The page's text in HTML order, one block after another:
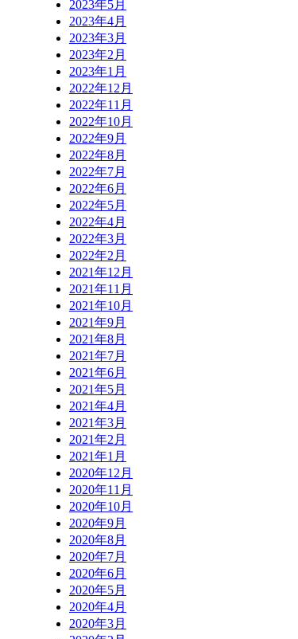
2023年5月
2023年4月
2023年3月
2023年2月
2023年1月
2022年12月
2022年11月
2022年10月
2022年9月
2022年8月
2022年7月
2022年6月
2022年5月
2022年4月
2022年3月
2022年2月
2021年12月
2021年11月
2021年10月
2021年9月
2021年8月
2021年7月
2021年6月
2021年5月
2021年4月
2021年3月
2021年2月
2021年1月
2020年12月
2020年11月
2020年10月
2020年9月
2020年8月
2020年7月
2020年6月
2020年5月
2020年4月
2020年3月